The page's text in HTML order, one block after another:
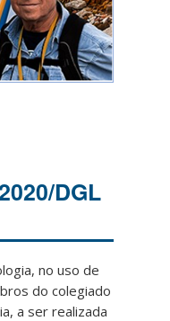
DGL
no uso de
do colegiado
a ser realizada